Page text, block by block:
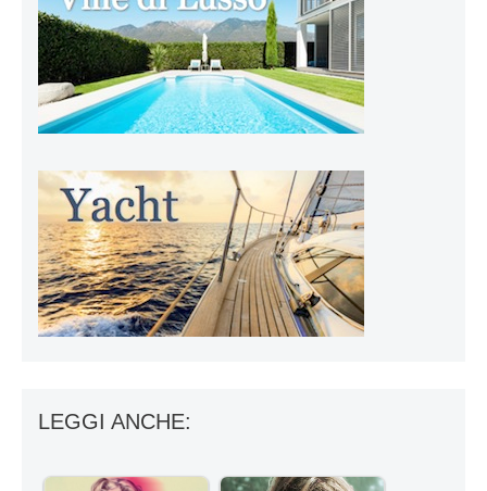
LEGGI ANCHE: